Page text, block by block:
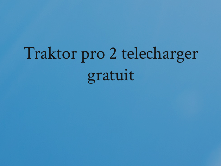
Traktor pro 2 telecharger
gratuit